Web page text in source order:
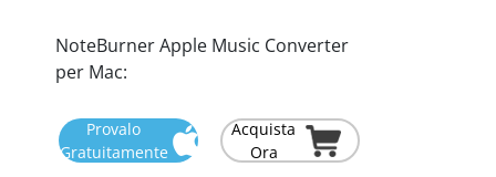
NoteBurner Apple Music Converter
per Mac:
Provalo
Gratuitamente
Acquista
Ora